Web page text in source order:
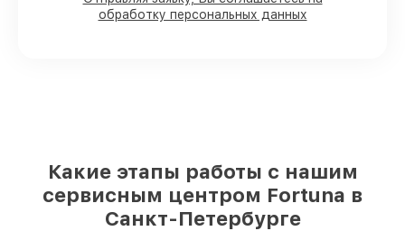
доставляются быстро
обработку персональных данных
Какие этапы работы с нашим
сервисным центром Fortuna в
Санкт-Петербурге